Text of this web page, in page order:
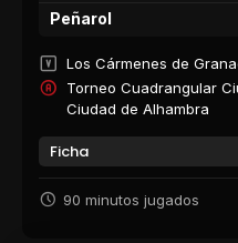
Peñarol
Los Cármenes de
Torneo Cuadrangular
Ciudad de Alhambra
Ficha
90 minutos jugados